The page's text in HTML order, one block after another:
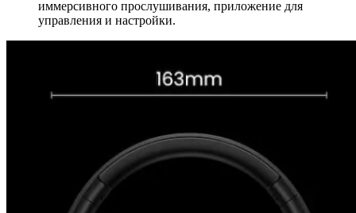
иммерсивного прослушивания, приложение для
управления и настройки.